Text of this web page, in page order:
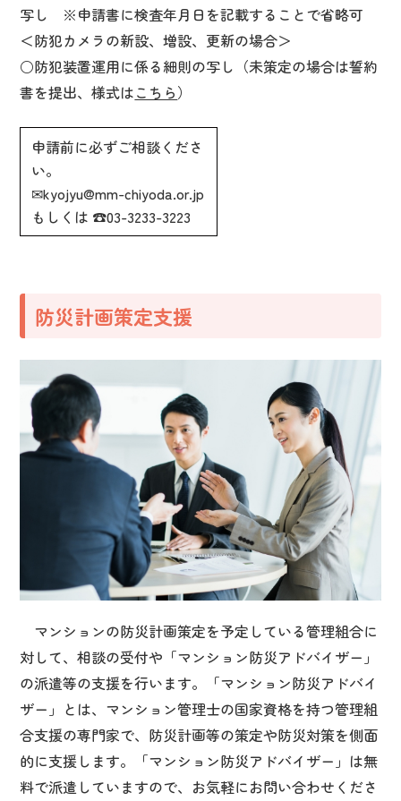
写し ※申請書に検査年月日を記載することで省略可
＜防犯カメラの新設、増設、更新の場合＞
○防犯装置運用に係る細則の写し（未策定の場合は誓約
書を提出、様式はこちら）
申請前に必ずご相談くださ
い。
✉kyojyu@mm-chiyoda.or.jp
もしくは ☎03-3233-3223
防災計画策定支援
マンションの防災計画策定を予定している管理組合に
対して、相談の受付や「マンション防災アドバイザー」
の派遣等の支援を行います。「マンション防災アドバイ
ザー」とは、マンション管理士の国家資格を持つ管理組
合支援の専門家で、防災計画等の策定や防災対策を側面
的に支援します。「マンション防災アドバイザー」は無
料で派遣していますので、お気軽にお問い合わせくださ